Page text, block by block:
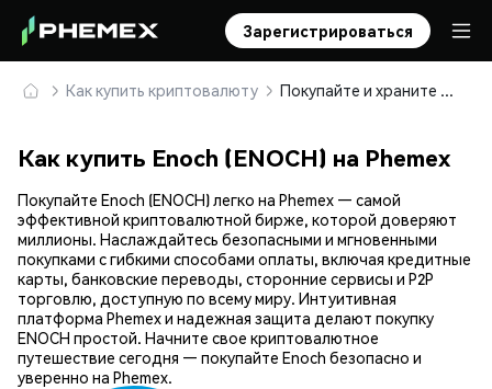
Зарегистрироваться
Как купить криптовалюту Покупайте и храните Enoch (ENOCH) безопасно
Как купить Enoch (ENOCH) на Phemex
Покупайте Enoch (ENOCH) легко на Phemex — самой
эффективной криптовалютной бирже, которой доверяют
миллионы. Наслаждайтесь безопасными и мгновенными
покупками с гибкими способами оплаты, включая кредитные
карты, банковские переводы, сторонние сервисы и P2P
торговлю, доступную по всему миру. Интуитивная
платформа Phemex и надежная защита делают покупку
ENOCH простой. Начните свое криптовалютное
путешествие сегодня — покупайте Enoch безопасно и
уверенно на Phemex.